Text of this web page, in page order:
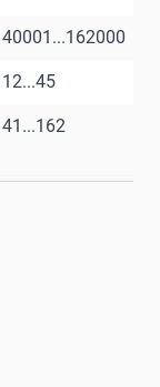
40001...162000
12...45
41...162